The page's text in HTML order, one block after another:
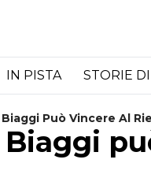
IN PISTA STORIE
Può Vincere Al